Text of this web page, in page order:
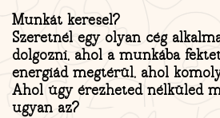
Munkát keresel?
Szeretnél egy olyan cég
dolgozni, ahol a munkába
energiád megtérül, ahol
Ahol úgy érezheted nélküled
ugyan az?